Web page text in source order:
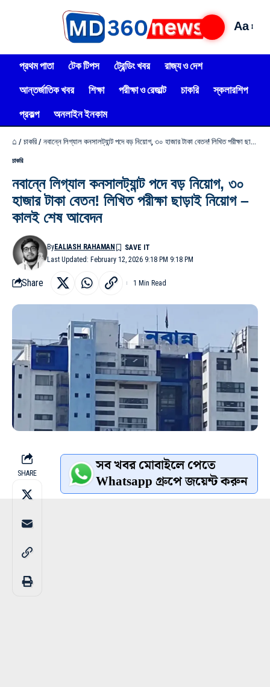
Aa
প্রথম পাতা টেক টিপস ট্রেন্ডিং খবর
রাজ্য ও দেশ
আন্তর্জাতিক খবর
শিক্ষা পরীক্ষা ও রেজাল্ট চাকরি
স্কলারশিপ
প্রকল্প
অনলাইন ইনকাম
⌂ / চাকরি / নবান্নে লিগ্যাল কনসালট্যান্ট পদে বড় নিয়োগ, ৩০ হাজার টাকা বেতন! লিখিত পরীক্ষা ছাড়াই নিয়োগ – কালই শেষ আবেদন
চাকরি
নবান্নে লিগ্যাল কনসালট্যান্ট পদে বড় নিয়োগ, ৩০
হাজার টাকা বেতন! লিখিত পরীক্ষা ছাড়াই নিয়োগ –
কালই শেষ আবেদন
Last Updated: February 12, 2026 9:18 PM 9:18 PM
ByEALIASH RAHAMAN
Share 1 Min Read
SHARE সব খবর মোবাইলে পেতে
Whatsapp গ্রুপে জয়েন্ট করুন